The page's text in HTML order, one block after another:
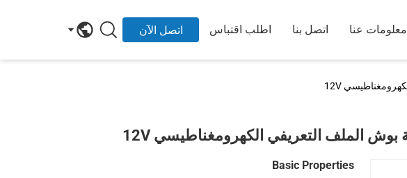
معلومات عنا اتصل بنا اطلب اقتباس اتصل الآن
Basic Properties